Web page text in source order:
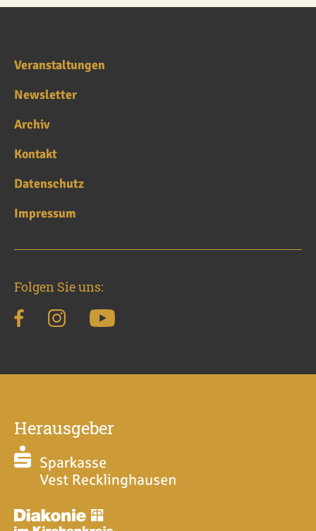
Veranstaltungen
Newsletter
Archiv
Kontakt
Datenschutz
Impressum
Folgen Sie uns:
Herausgeber